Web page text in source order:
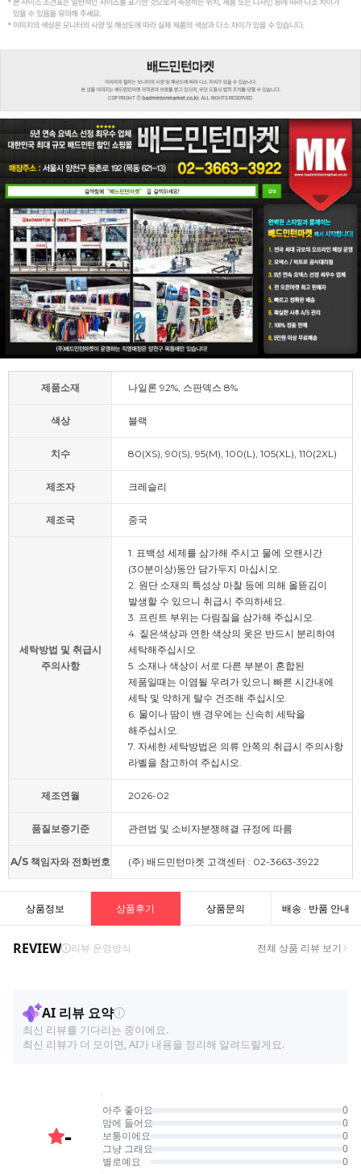
제품소재 나일론 92%, 스판덱스 8%
색상 블랙
치수 80(XS), 90(S), 95(M), 100(L), 105(XL), 110(2XL)
제조자 크레슬리
제조국 중국
세탁방법 및 취급시
주의사항
1. 표백성 세제를 삼가해 주시고 물에 오랜시간
(30분이상)동안 담가두지 마십시오.
2. 원단 소재의 특성상 마찰 등에 의해 올뜯김이
발생할 수 있으니 취급시 주의하세요.
3. 프린트 부위는 다림질을 삼가해 주십시오.
4. 짙은색상과 연한 색상의 옷은 반드시 분리하여
세탁해주십시오.
5. 소재나 색상이 서로 다른 부분이 혼합된
제품일때는 이염될 우려가 있으니 빠른 시간내에
세탁 및 약하게 탈수 건조해 주십시오.
6. 물이나 땀이 밴 경우에는 신속히 세탁을
해주십시오.
7. 자세한 세탁방법은 의류 안쪽의 취급시 주의사항
라벨을 참고하여 주십시오.
제조연월 2026-02
품질보증기준 관련법 및 소비자분쟁해결 규정에 따름
A/S 책임자와 전화번호 (주) 배드민턴마켓 고객센터 : 02-3663-3922
상품정보 상품후기 상품문의 배송 · 반품 안내